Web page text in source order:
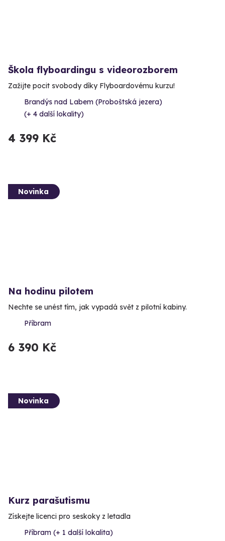
Škola flyboardingu s videorozborem
Zažijte pocit svobody díky Flyboardovému kurzu!
Brandýs nad Labem (Proboštská jezera)
(+ 4 další lokality)
4 399 Kč
Novinka
Na hodinu pilotem
Nechte se unést tím, jak vypadá svět z pilotní kabiny.
Příbram
6 390 Kč
Novinka
Kurz parašutismu
Získejte licenci pro seskoky z letadla
Příbram (+ 1 další lokalita)